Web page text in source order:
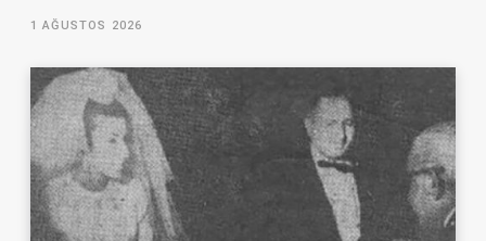
1 AĞUSTOS 2026